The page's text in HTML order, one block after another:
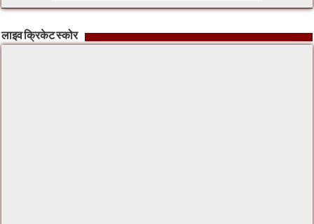
लाइव क्रिकेट स्कोर